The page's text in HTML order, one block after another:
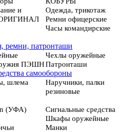
и
ОРИГИНАЛ
Одежда, трикотаж
Ремни офицерские
Часы командирские
ремни, патронташи
Чехлы оружейные
ПЭШНПатронташи
самообороны
шлема
Наручники, палки
резиновые
(УФА)
Сигнальные средства
Шкафы оружейные
Манки